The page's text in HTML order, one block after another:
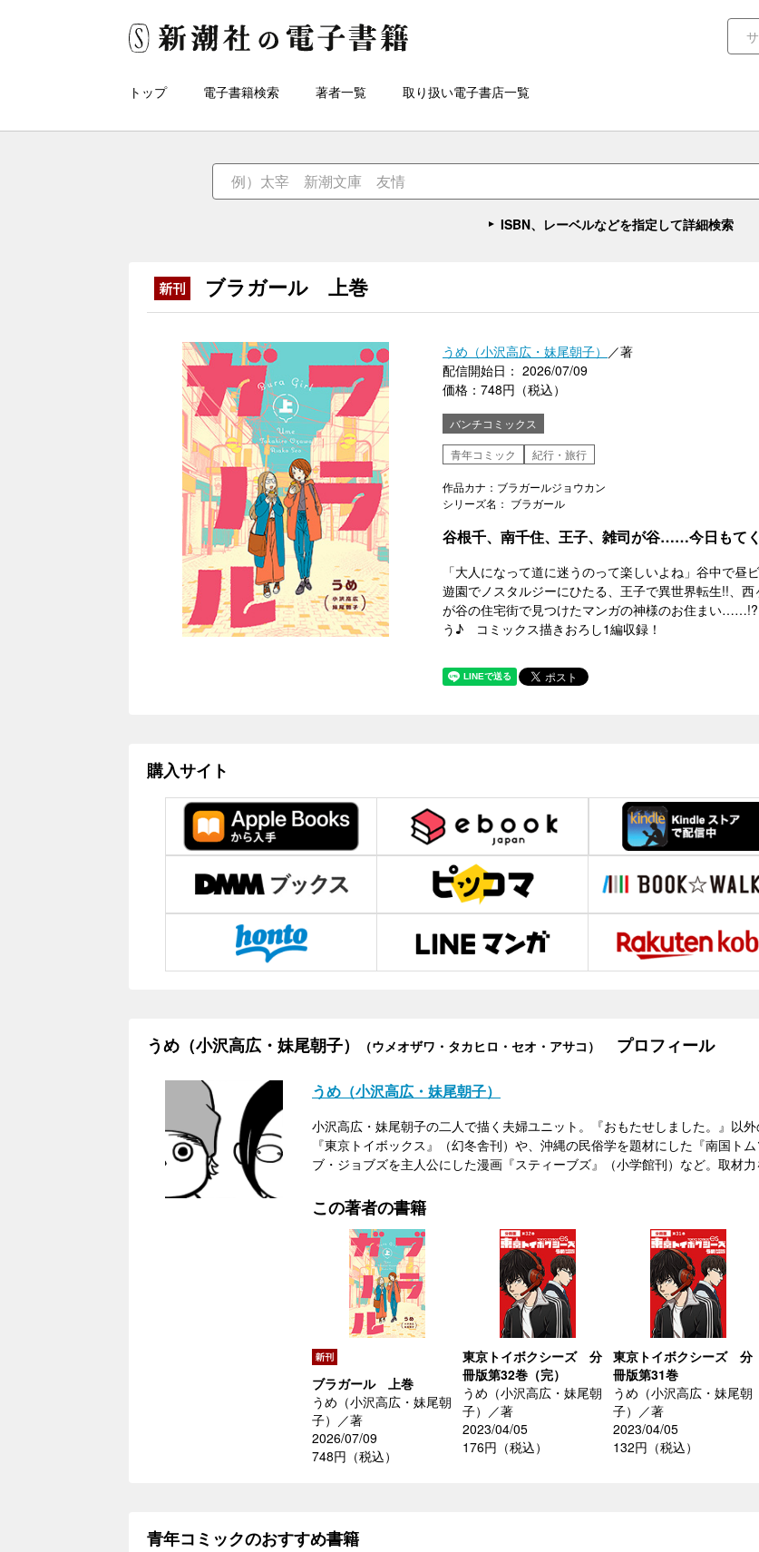
トップ 電子書籍検索 著者一覧 取り扱い電子書店一覧
ISBN、レーベルなどを指定して詳細検索
ブラガール 上巻
うめ（小沢高広・妹尾朝子） ／著
配信開始日： 2026/07/09
価格：748円（税込）
バンチコミックス
青年コミック
紀行・旅行
作品カナ：ブラガールジョウカン
シリーズ名： ブラガール
谷根千、南千住、王子、雑司が谷……今日もて
「大人になって道に迷うのって楽しいよね」谷中で
遊園でノスタルジーにひたる、王子で異世界転生!!、
が谷の住宅街で見つけたマンガの神様のお住まい
う♪ コミックス描きおろし1編収録！
購入サイト
うめ（小沢高広・妹尾朝子） （ウメオザワ・タカヒロ・セオ・アサコ） プロフィール
うめ（小沢高広・妹尾朝子）
小沢高広・妹尾朝子の二人で描く夫婦ユニット。『おもたせしました。』以
『東京トイボックス』（幻冬舎刊）や、沖縄の民俗学を題材にした『南国ト
ブ・ジョブズを主人公にした漫画『スティーブズ』（小学館刊）など。取材
この著者の書籍
ブラガール 上巻
うめ（小沢高広・妹尾朝
子）／著
2026/07/09
748円（税込）
東京トイボクシーズ 分
冊版第32巻（完）
うめ（小沢高広・妹尾朝
子）／著
2023/04/05
176円（税込）
東京トイボクシーズ 分
冊版第31巻
うめ（小沢高広・妹尾朝
子）／著
2023/04/05
132円（税込）
青年コミックのおすすめ書籍